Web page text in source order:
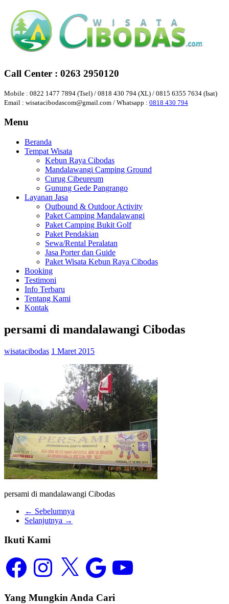
content
Wisata
|
Bumi
Perkemahan
Mandalawangi
Cibodas
Camping
Ground
Pangrango
Perkemahan
Mandalawangi
Cibodas
Camping
Ground
Gede
Pangrango
Call Center : 0263 2950120
Mobile : 0822 1477 7894 (Tsel) / 0818 430 794 (XL) / 0815 6355 7634 (Isat)
Email : wisatacibodascom@gmail.com / Whatsapp : 0818 430 794
Menu
Beranda
Tempat Wisata
Kebun Raya Cibodas
Mandalawangi Camping Ground
Curug Cibeureum
Gunung Gede Pangrango
Layanan Jasa
Outbound & Outdoor Activity
Paket Camping Mandalawangi
Paket Camping Bukit Golf
Paket Pendakian
Sewa/Rental Peralatan
Jasa Porter dan Guide
Paket Wisata Kebun Raya Cibodas
Booking
Testimoni
Info Terbaru
Tentang Kami
Kontak
persami di mandalawangi Cibodas
wisatacibodas 1 Maret 2015
persami di mandalawangi Cibodas
← Sebelumnya
Selanjutnya →
Ikuti Kami
FacebookInstagramX Google YouTube
Yang Mungkin Anda Cari